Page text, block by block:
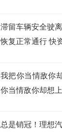
滞留车辆安全驶
恢复正常通行 快
我把你当情敌你
你当情敌你却想
总是销冠！理想